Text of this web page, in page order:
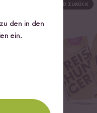
BALD ZURÜCK
den in den
ein.